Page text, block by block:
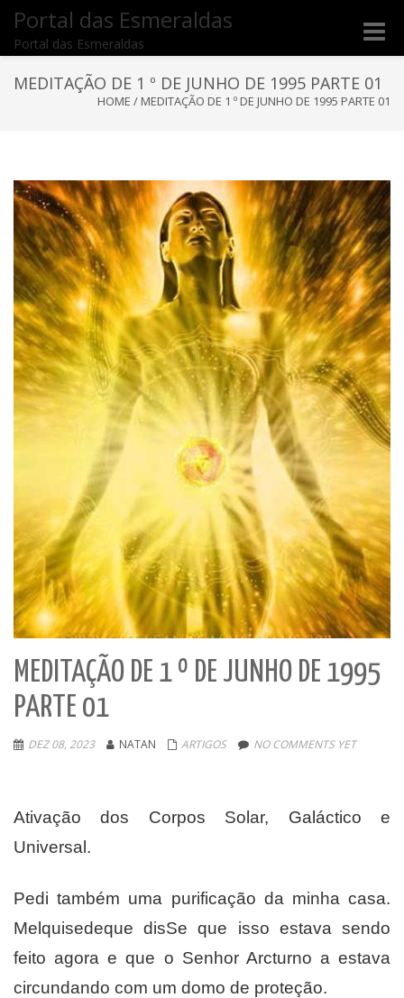
Portal das Esmeraldas
Portal das Esmeraldas
Toggle
MEDITAÇÃO DE 1 º DE JUNHO DE 1995 PARTE 01
HOME / MEDITAÇÃO DE 1 º DE JUNHO DE 1995 PARTE 01
MEDITAÇÃO DE 1 º DE JUNHO DE 1995
PARTE 01
DEZ 08, 2023 NATAN ARTIGOS NO COMMENTS YET
Ativação dos Corpos Solar, Galáctico e
Universal.
Pedi também uma purificação da minha casa.
Melquisedeque disSe que isso estava sendo
feito agora e que o Senhor Arcturno a estava
circundando com um domo de proteção.